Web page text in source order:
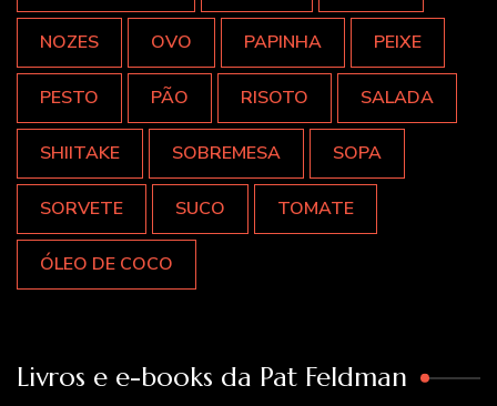
NOZES OVO PAPINHA PEIXE
PESTO PÃO RISOTO SALADA
SHIITAKE SOBREMESA SOPA
SORVETE SUCO TOMATE
ÓLEO DE COCO
Livros e e-books da Pat Feldman